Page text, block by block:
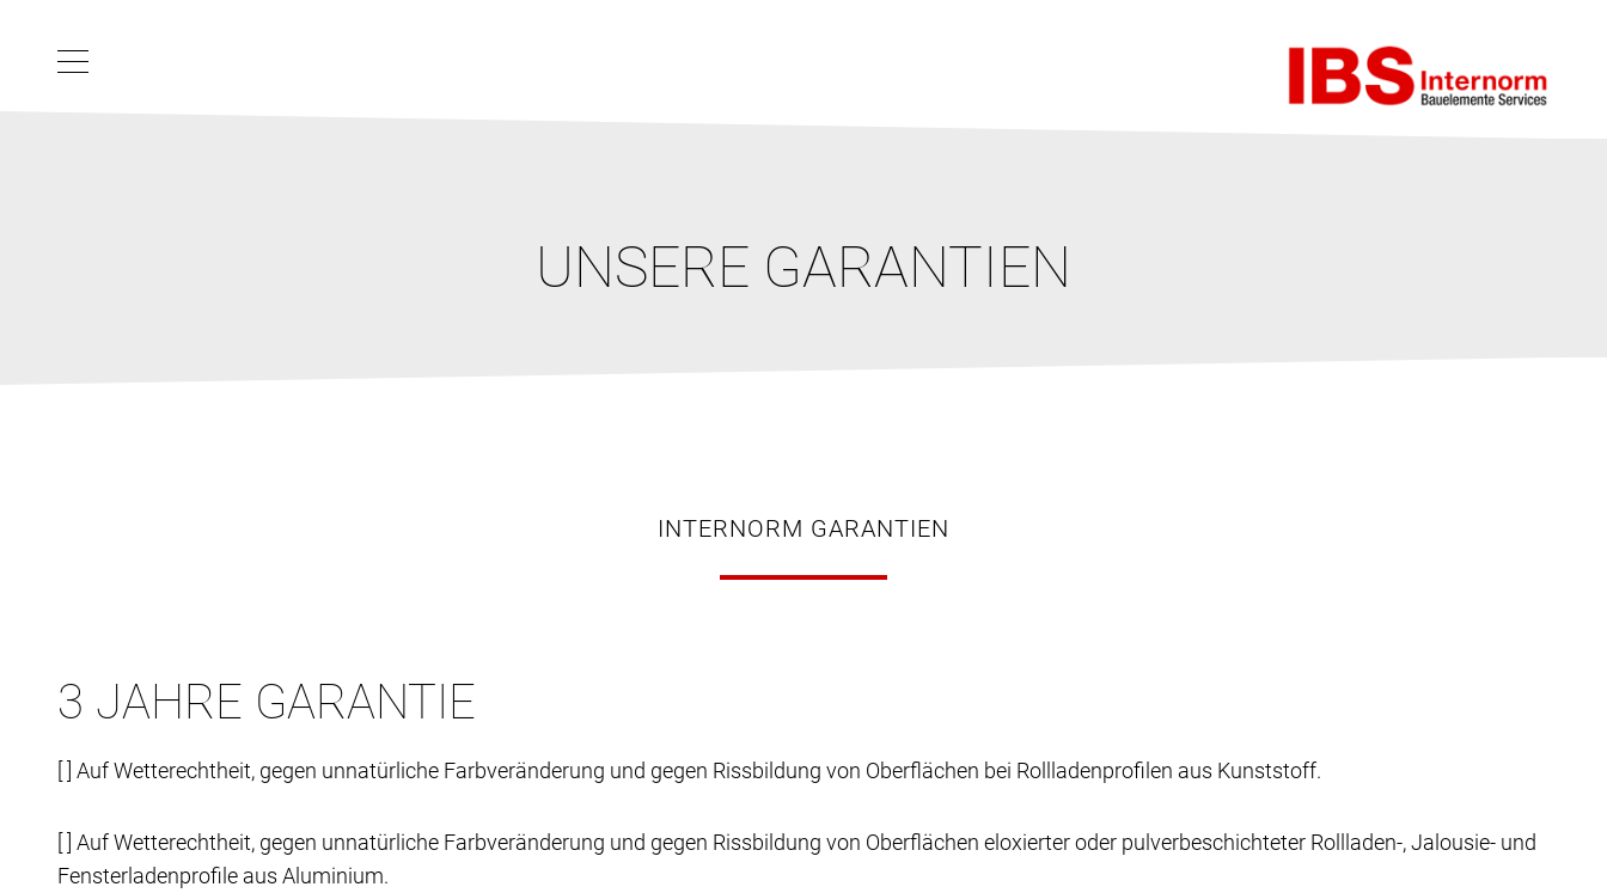
UNSERE GARANTIEN
INTERNORM GARANTIEN
3 JAHRE GARANTIE
[ ] Auf Wetterechtheit, gegen unnatürliche Farbveränderung und gegen Rissbildung von Oberflächen bei Rollladenprofilen aus Kunststoff.
[ ] Auf Wetterechtheit, gegen unnatürliche Farbveränderung und gegen Rissbildung von Oberflächen eloxierter oder pulverbeschichteter Rollladen-, Jalousie- und
Fensterladenprofile aus Aluminium.